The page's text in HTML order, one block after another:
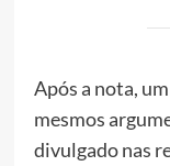
Após a nota,
mesmos
divulgado nas